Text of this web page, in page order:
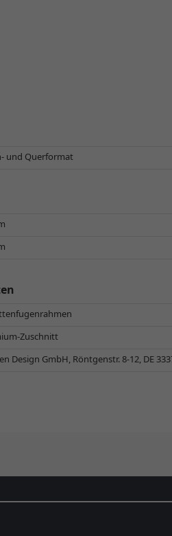
und Querformat
Zuschnitt
Design GmbH, Röntgenstr. 8-12, DE